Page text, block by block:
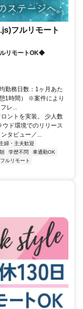
フルリモート
リモートOK◆
勤務日数：1ヶ月あた
1時間） ※案件により
レ...
ントを実装。 少人数
ド環境でのリリース
タビュー／...
主婦・主夫歓迎
学歴不問
車通勤OK
フルリモート